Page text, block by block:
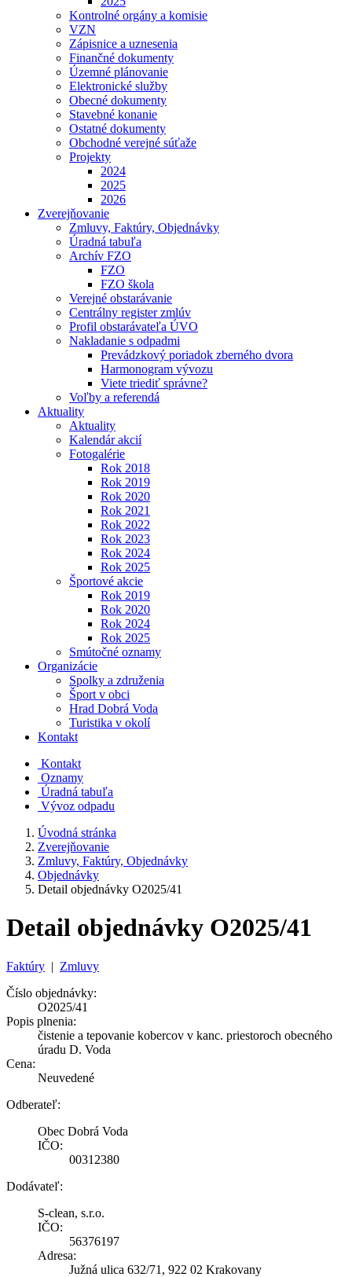
Kontrolné orgány a komisie
VZN
Zápisnice a uznesenia
Finančné dokumenty
Územné plánovanie
Elektronické služby
Obecné dokumenty
Stavebné konanie
Ostatné dokumenty
Obchodné verejné súťaže
Projekty
2024
2025
2026
Zverejňovanie
Zmluvy, Faktúry, Objednávky
Úradná tabuľa
Archív FZO
FZO
FZO škola
Verejné obstarávanie
Centrálny register zmlúv
Profil obstarávateľa ÚVO
Nakladanie s odpadmi
Prevádzkový poriadok zberného dvora
Harmonogram vývozu
Viete triediť správne?
Voľby a referendá
Aktuality
Aktuality
Kalendár akcií
Fotogalérie
Rok 2018
Rok 2019
Rok 2020
Rok 2021
Rok 2022
Rok 2023
Rok 2024
Rok 2025
Športové akcie
Rok 2019
Rok 2020
Rok 2024
Rok 2025
Smútočné oznamy
Organizácie
Spolky a združenia
Šport v obci
Hrad Dobrá Voda
Turistika v okolí
Kontakt
Kontakt
Oznamy
Úradná tabuľa
Vývoz odpadu
Úvodná stránka
Zverejňovanie
Zmluvy, Faktúry, Objednávky
Objednávky
Detail objednávky O2025/41
Detail objednávky O2025/41
Faktúry | Zmluvy
Číslo objednávky:
O2025/41
Popis plnenia:
čistenie a tepovanie kobercov v kanc. priestoroch obecného
úradu D. Voda
Cena:
Neuvedené
Odberateľ:
Obec Dobrá Voda
IČO:
00312380
Dodávateľ:
S-clean, s.r.o.
IČO:
56376197
Adresa:
Južná ulica 632/71, 922 02 Krakovany